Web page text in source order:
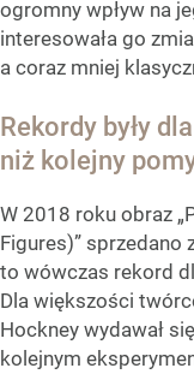
ogromny wpływ na
interesowała go
a coraz mniej
Rekordy były
niż kolejny
W 2018 roku obraz
Figures)” sprzedano
to wówczas rekord
Dla większości
Hockney wydawał
kolejnym